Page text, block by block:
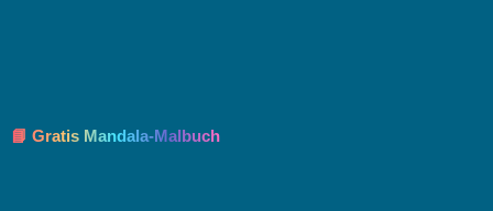
📘 Gratis Mandala-Malbuch